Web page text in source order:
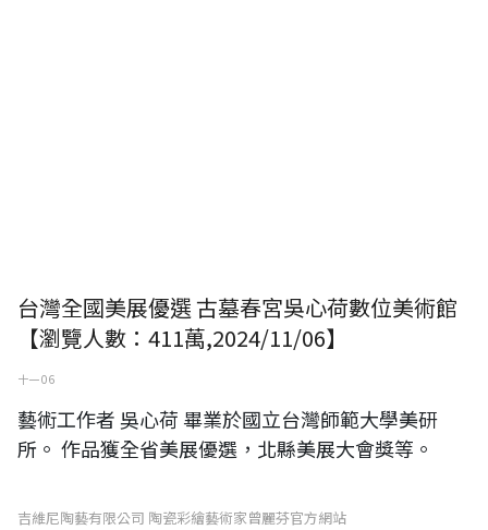
台灣全國美展優選 古墓春宮吳心荷數位美術館
【瀏覽人數：411萬,2024/11/06】
十一 06
藝術工作者 吳心荷 畢業於國立台灣師範大學美研
所。 作品獲全省美展優選，北縣美展大會獎等。
吉維尼陶藝有限公司 陶瓷彩繪藝術家曾麗芬官方網站